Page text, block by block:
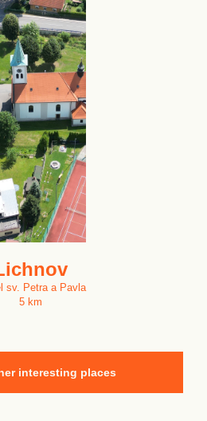
sv. Petra a Pavla
5 km
interesting places